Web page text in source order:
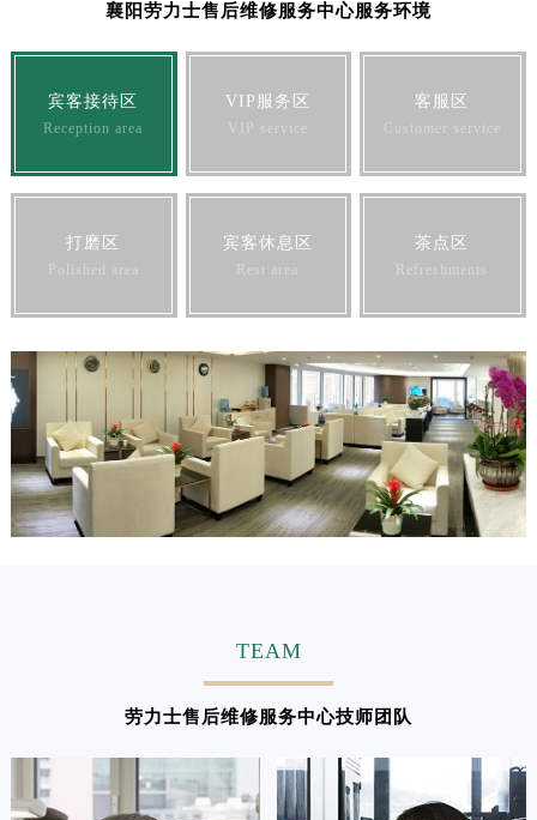
襄阳劳力士售后维修服务中心服务环境
宾客接待区
Reception area
VIP服务区
VIP service
客服区
Customer service
打磨区
Polished area
宾客休息区
Rest area
茶点区
Refreshments
TEAM
劳力士售后维修服务中心技师团队